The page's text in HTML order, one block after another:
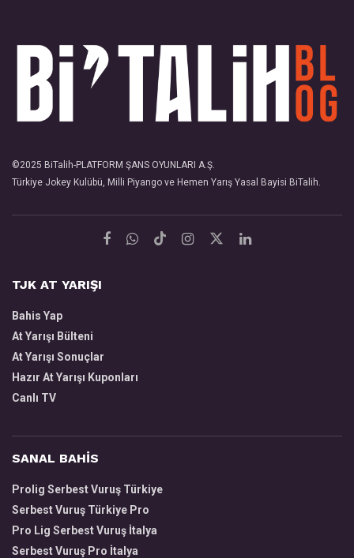
©2025 BiTalih-PLATFORM ŞANS OYUNLARI A.Ş.
Türkiye Jokey Kulübü, Milli Piyango ve Hemen Yarış Yasal Bayisi BiTalih
TJK AT YARIŞI
Bahis Yap
At Yarışı Bülteni
At Yarışı Sonuçlar
Hazır At Yarışı Kuponları
Canlı TV
SANAL BAHİS
Prolig Serbest Vuruş Türkiye
Serbest Vuruş Türkiye Pro
Pro Lig Serbest Vuruş İtalya
Serbest Vuruş Pro İtalya